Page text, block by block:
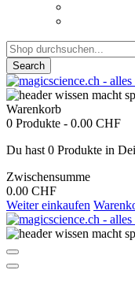
Search
Warenkorb
0 Produkte - 0.00 CHF
Du hast 0 Produkte in
Zwischensumme
0.00 CHF
Weiter einkaufen